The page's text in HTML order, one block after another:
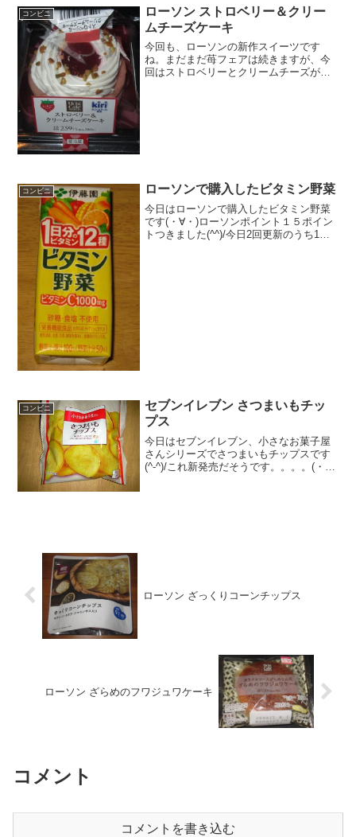
店舗活用などの解決策を徹底解説。確実
に商品を手に入れて、お得なキャンペー
ンを無駄なく楽しみましょう。
コンビニ
ローソン ストロベリー＆クリー
ムチーズケーキ
今回も、ローソンの新作スイーツです
ね。まだまだ苺フェアは続きますが、今
回はストロベリーとクリームチーズが合
コンビニ ローソンで購入したビタミン野菜
今日はローソンで購入したビタミン野菜
です(・∀・)ローソンポイント１５ポイン
トつきました(^^)/今日2回更新のうち1回
コンビニ
セブンイレブン さつまいもチッ
プス
今日はセブンイレブン、小さなお菓子屋
さんシリーズでさつまいもチップスです
(^-^)/これ新発売だそうです。。。。(・
ローソン ざっくりコーンチップス
ローソン ざらめのフワジュワケーキ
コメント
コメントを書き込む